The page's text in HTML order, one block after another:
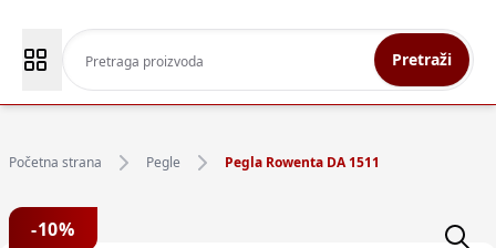
Pretraži
Početna strana Pegle Pegla Rowenta DA 1511
-10%